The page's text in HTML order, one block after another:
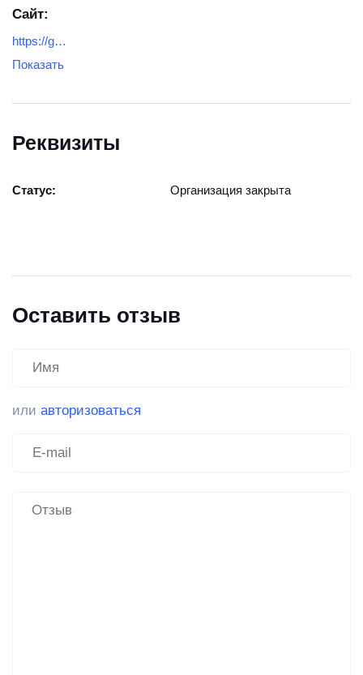
Сайт:
https://gornoe-oborudovaniye.ru/
Показать
Реквизиты
Статус: Организация закрыта
Оставить отзыв
или авторизоваться